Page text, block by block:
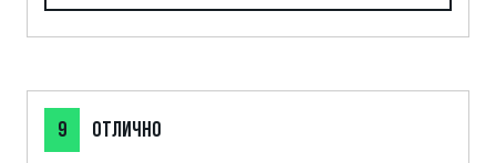
9 ОТЛИЧНО